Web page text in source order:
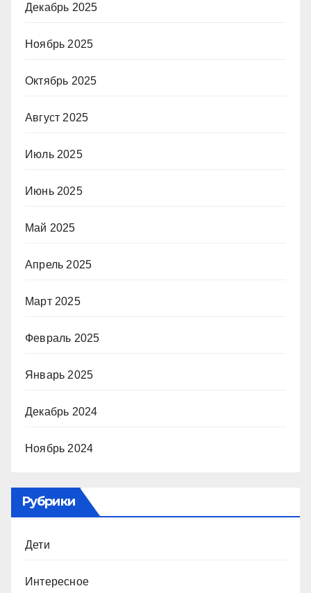
Декабрь 2025
Ноябрь 2025
Октябрь 2025
Август 2025
Июль 2025
Июнь 2025
Май 2025
Апрель 2025
Март 2025
Февраль 2025
Январь 2025
Декабрь 2024
Ноябрь 2024
Рубрики
Дети
Интересное